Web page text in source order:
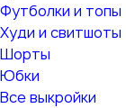
Футболки и топы
Худи и свитшоты
Шорты
Юбки
Все выкройки